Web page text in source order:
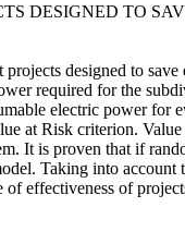
DESIGNED TO
designed to
required for the
electric power
at Risk criterion.
It is proven that if
Taking into
effectiveness of